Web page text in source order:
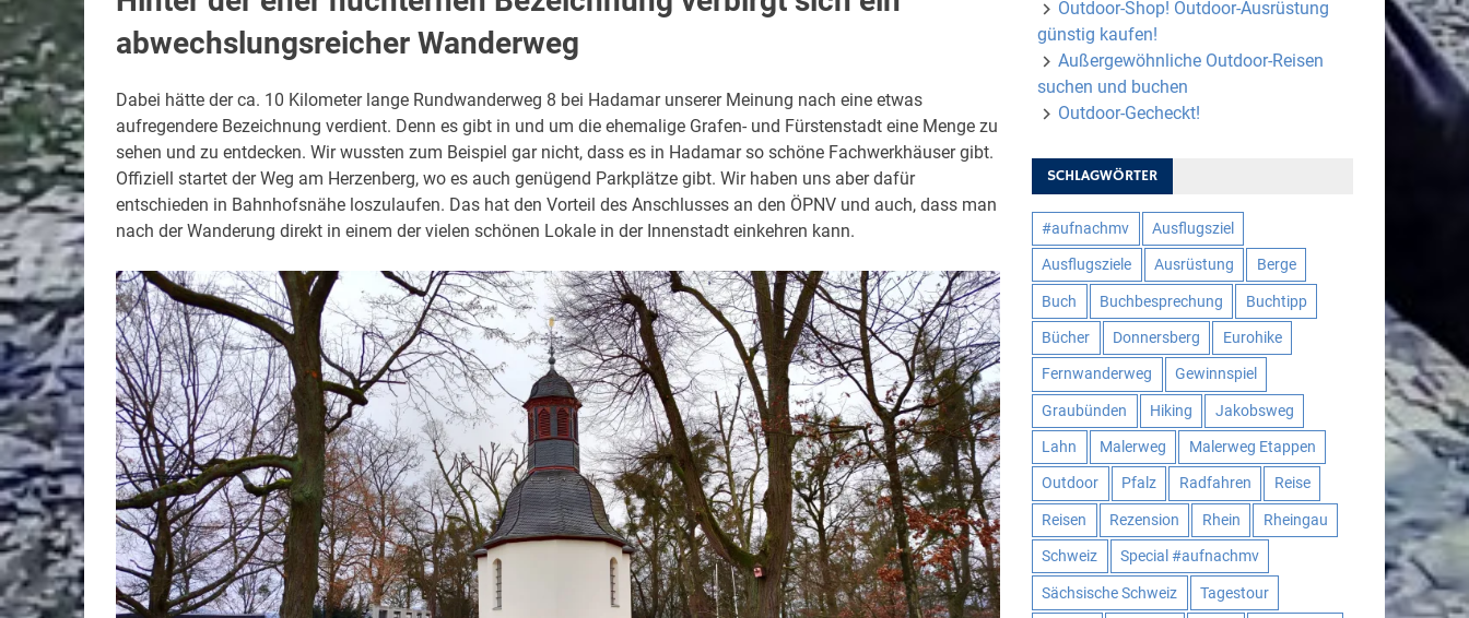
abwechslungsreicher Wanderweg
Dabei hätte der ca. 10 Kilometer lange Rundwanderweg 8 bei Hadamar unserer Meinung nach eine etwas
aufregendere Bezeichnung verdient. Denn es gibt in und um die ehemalige Grafen- und Fürstenstadt eine Menge zu
sehen und zu entdecken. Wir wussten zum Beispiel gar nicht, dass es in Hadamar so schöne Fachwerkhäuser gibt.
Offiziell startet der Weg am Herzenberg, wo es auch genügend Parkplätze gibt. Wir haben uns aber dafür
entschieden in Bahnhofsnähe loszulaufen. Das hat den Vorteil des Anschlusses an den ÖPNV und auch, dass man
nach der Wanderung direkt in einem der vielen schönen Lokale in der Innenstadt einkehren kann.
Outdoor-Shop! Outdoor-Ausrüstung
günstig kaufen!
Außergewöhnliche Outdoor-Reisen
suchen und buchen
Outdoor-Gecheckt!
SCHLAGWÖRTER
#aufnachmv Ausflugsziel
Ausflugsziele Ausrüstung Berge
Buch Buchbesprechung Buchtipp
Bücher Donnersberg Eurohike
Fernwanderweg Gewinnspiel
Graubünden Hiking Jakobsweg
Lahn Malerweg Malerweg Etappen
Outdoor Pfalz Radfahren Reise
Reisen Rezension Rhein Rheingau
Schweiz Special #aufnachmv
Sächsische Schweiz Tagestour